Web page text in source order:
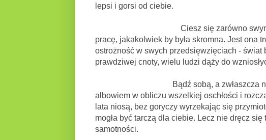
lepsi i gorsi od ciebie.
Ciesz się zarówno swymi
pracę, jakakolwiek by była skromna. Jest ona
ostrożność w swych przedsięwzięciach - świat
prawdziwej cnoty, wielu ludzi dąży do
Bądź sobą, a zwłaszcza nie
albowiem w obliczu wszelkiej oschłości i
lata niosą, bez goryczy wyrzekając się
mogła być tarczą dla ciebie. Lecz nie dręcz
samotności.